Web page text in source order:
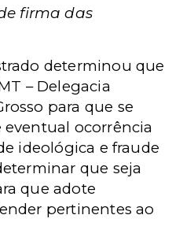
firma das
determinou que
– Delegacia
para que se
ocorrência
ideológica e fraude
que seja
que adote
pertinentes ao